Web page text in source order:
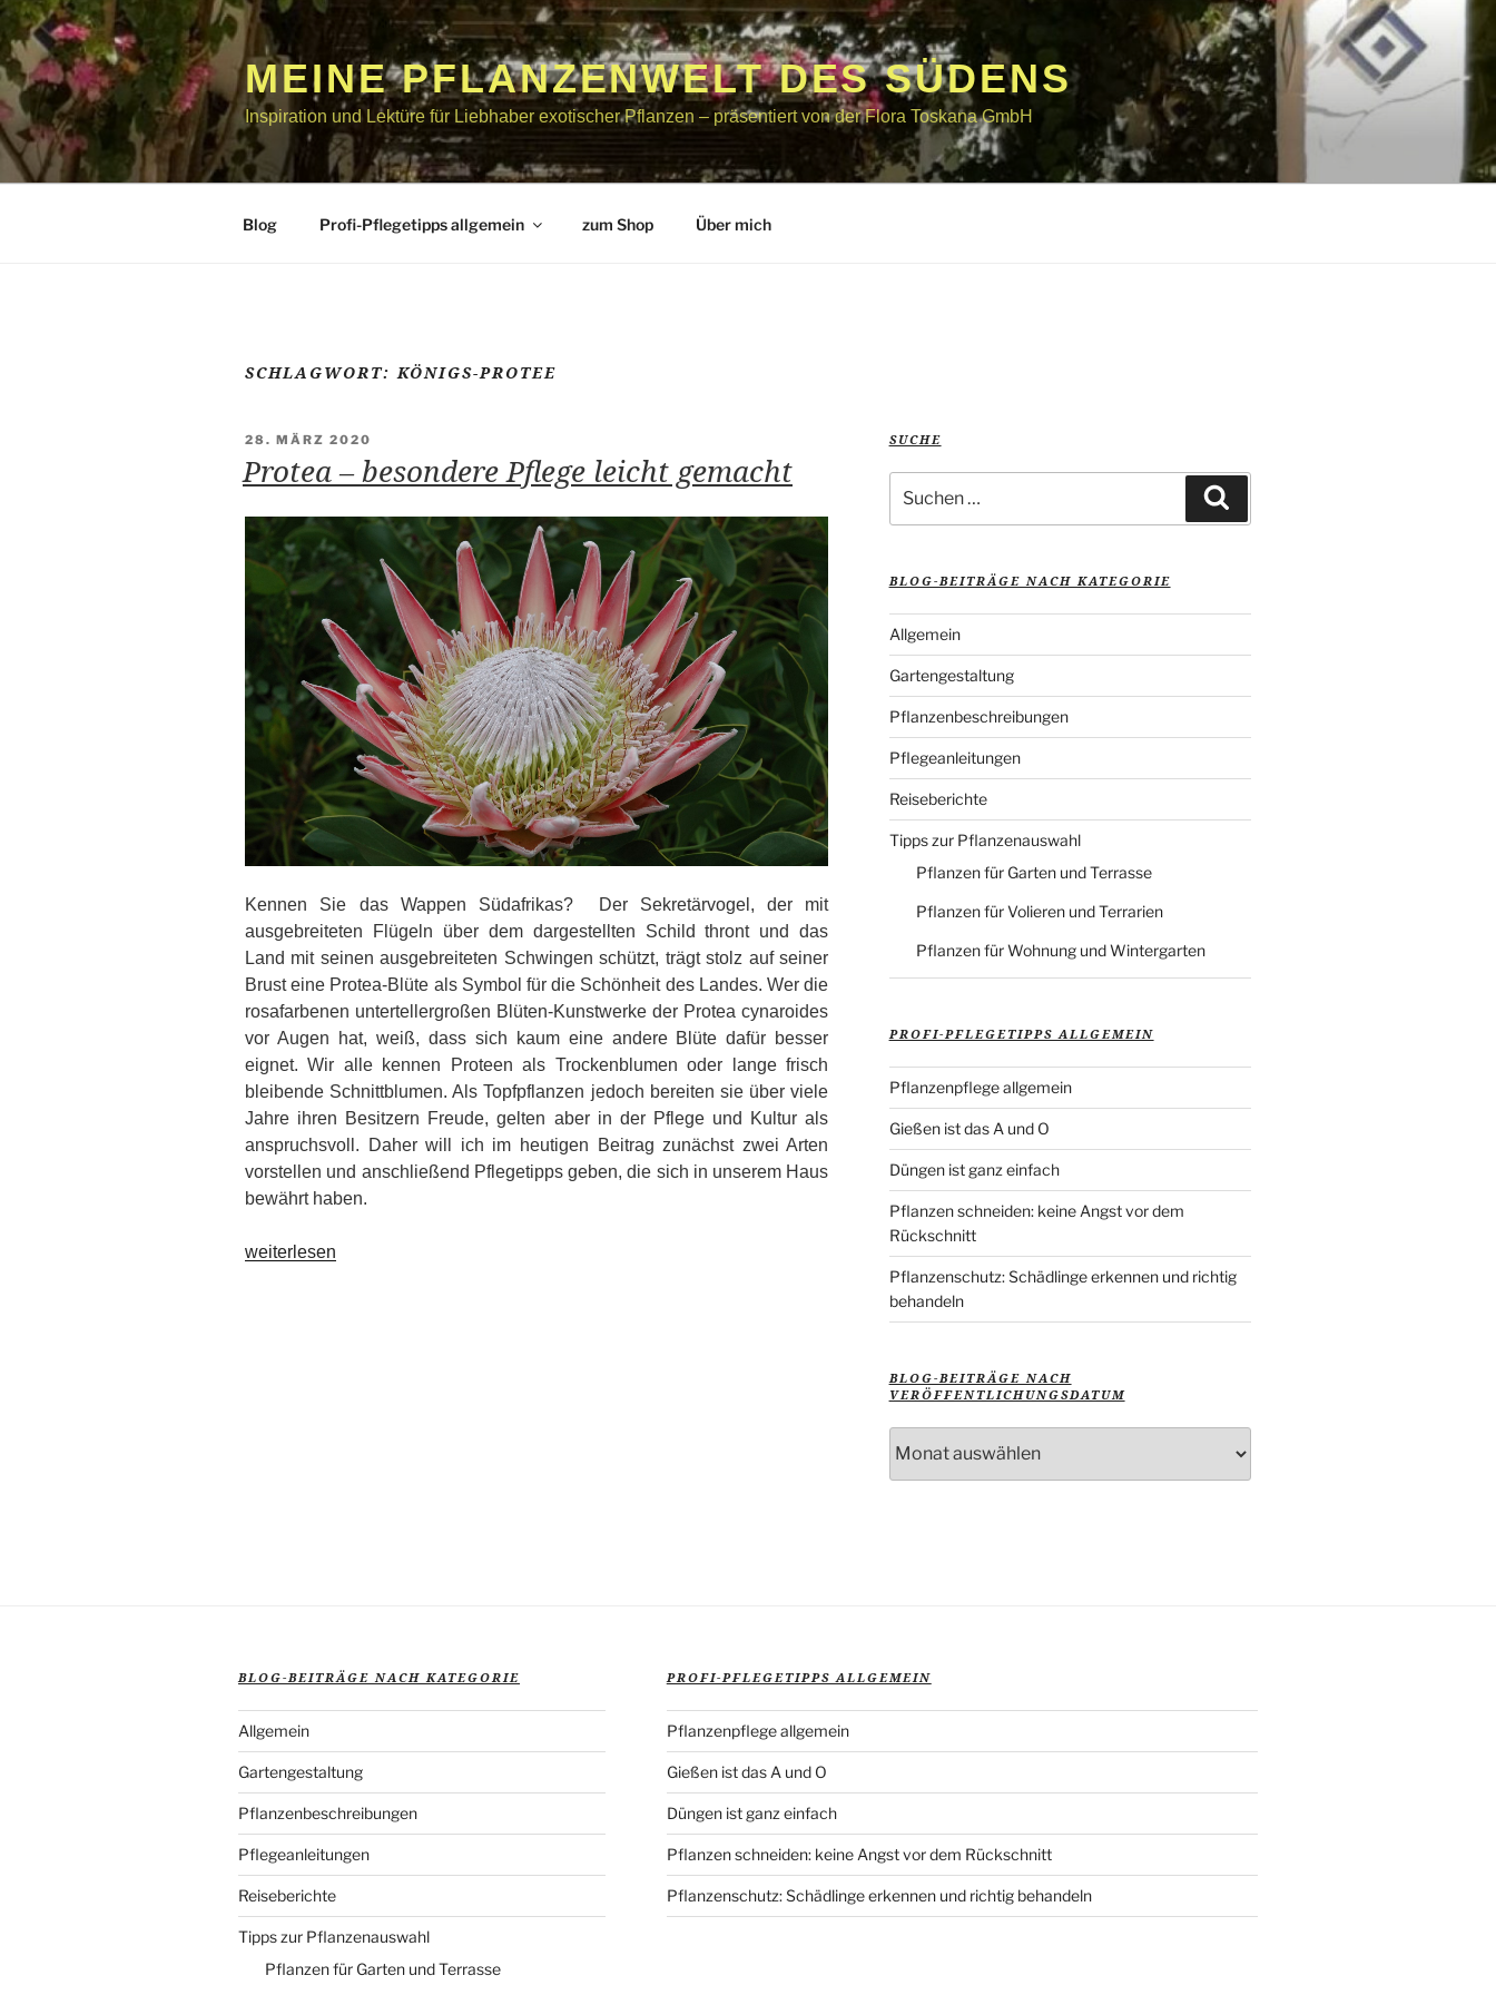
Zum
Inhalt
springen
MEINE PFLANZENWELT DES SÜDENS
Inspiration und Lektüre für Liebhaber exotischer Pflanzen – präsentiert von der Flora Toskana GmbH
Blog Profi-Pflegetipps allgemein zum Shop Über mich
SCHLAGWORT:KÖNIGS-PROTEE
VERÖFFENTLICHT
28. MÄRZ 2020
Protea – besondere Pflege leicht gemacht
Kennen Sie das Wappen Südafrikas? Der Sekretärvogel, der mit
ausgebreiteten Flügeln über dem dargestellten Schild thront und das
Land mit seinen ausgebreiteten Schwingen schützt, trägt stolz auf seiner
Brust eine Protea-Blüte als Symbol für die Schönheit des Landes. Wer die
rosafarbenen untertellergroßen Blüten-Kunstwerke der Protea cynaroides
vor Augen hat, weiß, dass sich kaum eine andere Blüte dafür besser
eignet. Wir alle kennen Proteen als Trockenblumen oder lange frisch
bleibende Schnittblumen. Als Topfpflanzen jedoch bereiten sie über viele
Jahre ihren Besitzern Freude, gelten aber in der Pflege und Kultur als
anspruchsvoll. Daher will ich im heutigen Beitrag zunächst zwei Arten
vorstellen und anschließend Pflegetipps geben, die sich in unserem Haus
bewährt haben.
„Protea
weiterlesen
SUCHE
nach:
BLOG-BEITRÄGE NACH KATEGORIE
Allgemein
Gartengestaltung
Pflanzenbeschreibungen
Pflegeanleitungen
Reiseberichte
Tipps zur Pflanzenauswahl
Pflanzen für Garten und Terrasse
Pflanzen für Volieren und Terrarien
Pflanzen für Wohnung und Wintergarten
PROFI-PFLEGETIPPS ALLGEMEIN
Pflanzenpflege allgemein
Gießen ist das A und O
Düngen ist ganz einfach
Pflanzen schneiden: keine Angst vor dem
Rückschnitt
Pflanzenschutz: Schädlinge erkennen und richtig
behandeln
BLOG-BEITRÄGE NACH
VERÖFFENTLICHUNGSDATUM
Beiträge
nach
BLOG-BEITRÄGE NACH KATEGORIE
Allgemein
Gartengestaltung
Pflanzenbeschreibungen
Pflegeanleitungen
Reiseberichte
Tipps zur Pflanzenauswahl
Pflanzen für Garten und Terrasse
PROFI-PFLEGETIPPS ALLGEMEIN
Pflanzenpflege allgemein
Gießen ist das A und O
Düngen ist ganz einfach
Pflanzen schneiden: keine Angst vor dem Rückschnitt
Pflanzenschutz: Schädlinge erkennen und richtig behandeln